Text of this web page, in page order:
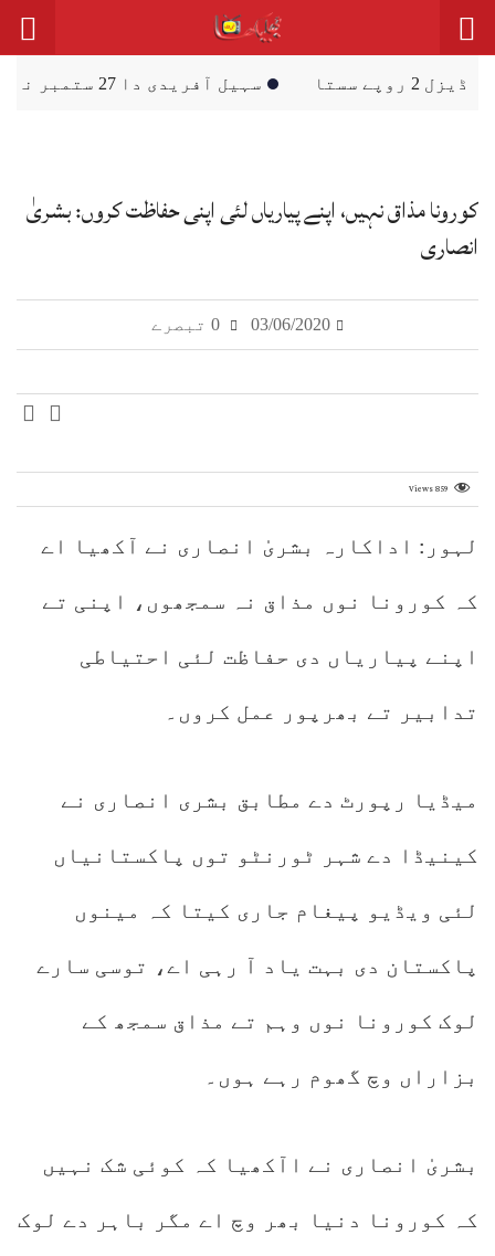
سہیل آفریدی دا 27 ستمبر نوں اسلام آباد احتجاجی مارچ دا اعلان
کورونا مذاق نہیں، اپنے پیاریاں لئی اپنی حفاظت کروں: بشریٰ
انصاری
03/06/2020
Views859
لہور: اداکارہ بشریٰ انصاری نے آکھیا اے
کہ کورونا نوں مذاق نہ سمجھوں، اپنی تے
اپنے پیاریاں دی حفاظت لئی احتیاطی
تدابیر تے بھرپور عمل کروں۔
میڈیا رپورٹ دے مطابق بشری انصاری نے
کینیڈا دے شہر ٹورنٹو توں پاکستانیاں
لئی ویڈیو پیغام جاری کیتا کہ مینوں
پاکستان دی بہت یاد آ رہی اے، توسی سارے
لوک کورونا نوں وہم تے مذاق سمجھ کے
بزاراں وچ گھوم رہے ہوں۔
بشریٰ انصاری نے اآکھیا کہ کوئی شک نہیں
کہ کورونا دنیا بھر وچ اے مگر باہر دے لوک